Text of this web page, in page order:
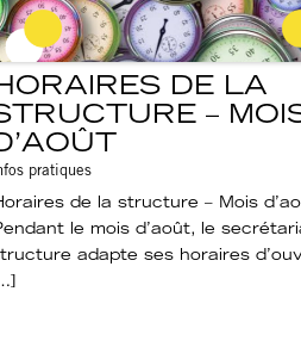
DE LA
–
pratiques
de la structure – Mois
le mois d’août, le
adapte ses horaires